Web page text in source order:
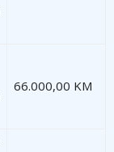
66.000,00 KM